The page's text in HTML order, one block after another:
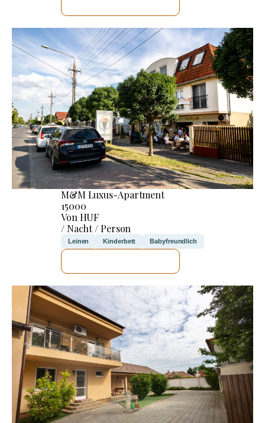
M&M Luxus-Apartment
15000
Von HUF
/ Nacht / Person
Leinen Kinderbett Babyfreundlich